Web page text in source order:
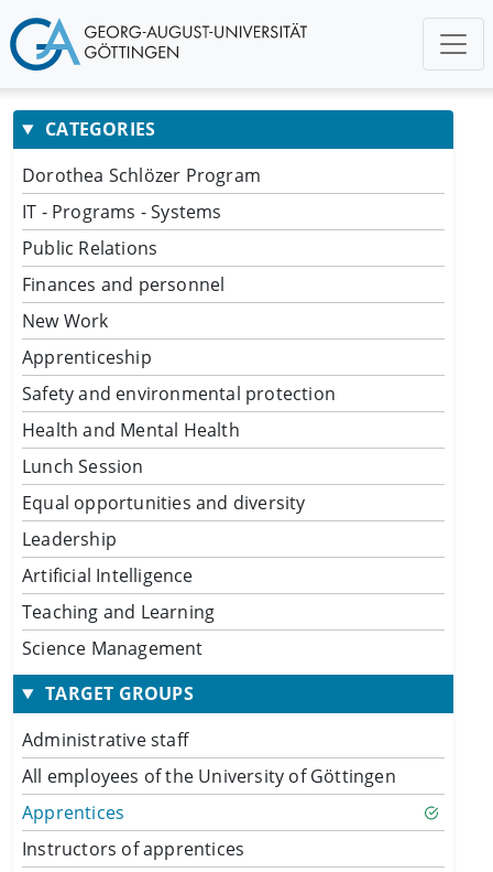
CATEGORIES
Dorothea Schlözer Program
IT - Programs - Systems
Public Relations
Finances and personnel
New Work
Apprenticeship
Safety and environmental protection
Health and Mental Health
Lunch Session
Equal opportunities and diversity
Leadership
Artificial Intelligence
Teaching and Learning
Science Management
TARGET GROUPS
Administrative staff
All employees of the University of Göttingen
Apprentices
Instructors of apprentices